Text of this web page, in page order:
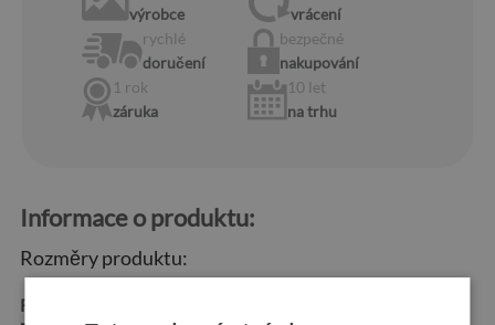
výrobce
vrácení
rychlé
doručení
bezpečné
nakupování
1 rok
záruka
10 let
na trhu
Informace o produktu:
Rozměry produktu:
Rozměry: